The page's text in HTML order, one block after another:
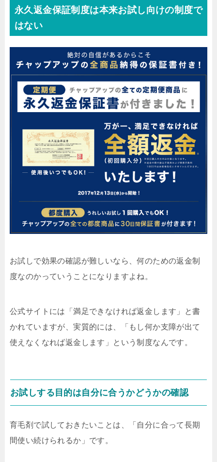
永久返金保証制度は本来お試し向けの制度で
はない
お試しで効果の確認が難しいなら、何のための返金制
度なのかっていうことになりますよね。
公式サイトには「満足できなければ返金します」と書
かれていますが、実質的には、「もし何か支障が出て
使えなくなれば返金します」という制度なんです。
お試しする目的は自分に合うかどうかの確認
育毛剤で試しておきたいことは、「自分に合って長期
間使い続けられるか」です。